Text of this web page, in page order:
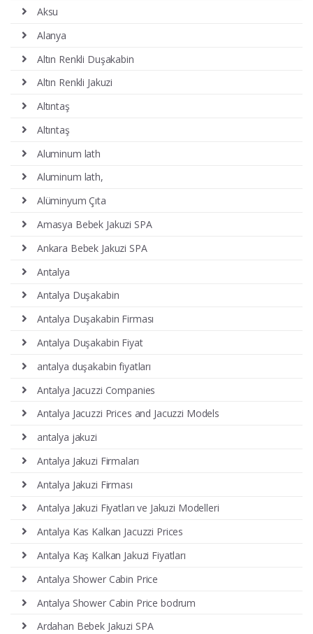
Aksu
Alanya
Altın Renkli Duşakabin
Altın Renkli Jakuzi
Altıntaş
Altıntaş
Aluminum lath
Aluminum lath,
Alüminyum Çıta
Amasya Bebek Jakuzi SPA
Ankara Bebek Jakuzi SPA
Antalya
Antalya Duşakabin
Antalya Duşakabin Firması
Antalya Duşakabin Fiyat
antalya duşakabin fiyatları
Antalya Jacuzzi Companies
Antalya Jacuzzi Prices and Jacuzzi Models
antalya jakuzi
Antalya Jakuzi Firmaları
Antalya Jakuzi Firması
Antalya Jakuzi Fiyatları ve Jakuzi Modelleri
Antalya Kas Kalkan Jacuzzi Prices
Antalya Kaş Kalkan Jakuzi Fiyatları
Antalya Shower Cabin Price
Antalya Shower Cabin Price bodrum
Ardahan Bebek Jakuzi SPA